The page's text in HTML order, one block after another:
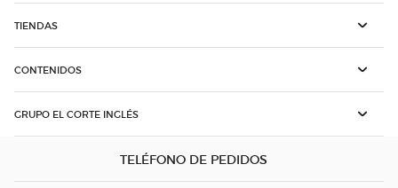
TIENDAS
CONTENIDOS
GRUPO EL CORTE INGLÉS
TELÉFONO DE PEDIDOS